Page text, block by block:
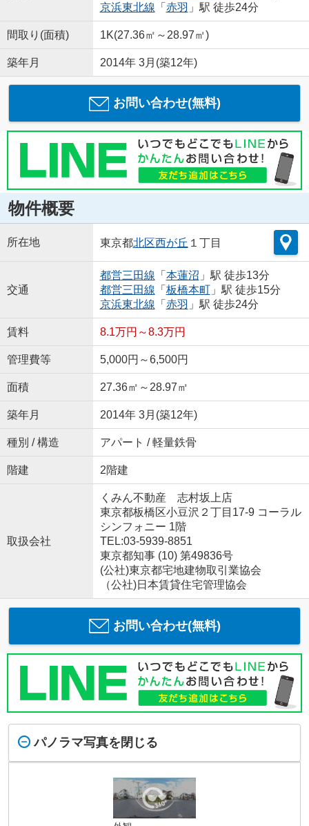
京浜東北線 「 赤羽 」駅 徒歩24分
間取り(面積) 1K(27.36㎡～28.97㎡)
築年月 2014年 3月(築12年)
お問い合わせ(無料)
物件概要
所在地 東京都北区西が丘 １丁目
交通
都営三田線 「 本蓮沼 」駅 徒歩13分
都営三田線 「 板橋本町」駅 徒歩15分
京浜東北線 「 赤羽 」駅 徒歩24分
賃料 8.1万円～8.3万円
管理費等 5,000円～6,500円
面積 27.36㎡～28.97㎡
築年月 2014年 3月(築12年)
種別 / 構造 アパート / 軽量鉄骨
階建 2階建
取扱会社
くみん不動産 志村坂上店
東京都板橋区小豆沢２丁目17-9 コーラル
シンフォニー 1階
TEL:03-5939-8851
東京都知事 (10) 第49836号
(公社)東京都宅地建物取引業協会
（公社)日本賃貸住宅管理協会
お問い合わせ(無料)
パノラマ写真を閉じる